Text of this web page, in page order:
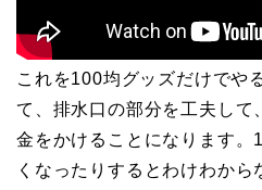
これを100均グッズだけでや
て、排水口の部分を工夫して
金をかけることになります。
くなったりするとわけわから